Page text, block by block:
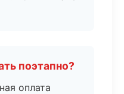
поэтапно?
оплата